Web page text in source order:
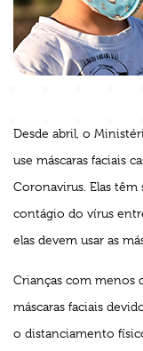
Desde abril, o
use máscaras faciais
Coronavirus. Elas
contágio do vírus
elas devem usar as
Crianças com menos
máscaras faciais
o distanciamento